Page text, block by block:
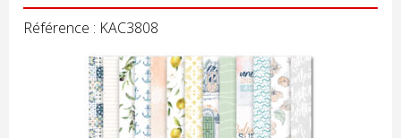
Référence : KAC3808